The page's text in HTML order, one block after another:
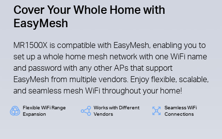
Cover Your Whole Home with
EasyMesh
MR1500X is compatible with EasyMesh, enabling you to
set up a whole home mesh network with one WiFi name
and password with any other APs that support
EasyMesh from multiple vendors. Enjoy flexible, scalable,
and seamless mesh WiFi throughout your home!
Flexible WiFi Range
Expansion
Works with Different
Vendors
Seamless WiFi
Connections